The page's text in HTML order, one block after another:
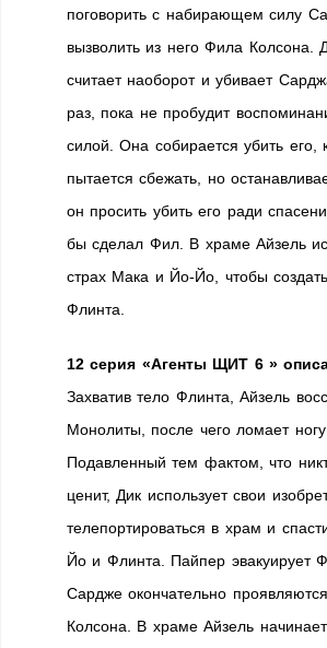
поговорить с набирающем силу
вызволить из него Фила Колсона.
считает наоборот и убивает
раз, пока не пробудит
силой. Она собирается убить его,
пытается сбежать, но
он просить убить его ради
бы сделал Фил. В храме Айзель
страх Мака и Йо-Йо, чтобы
Флинта.
12 серия «Агенты ЩИТ 6 »
Захватив тело Флинта, Айзель
Монолиты, после чего ломает
Подавленный тем фактом, что
ценит, Дик использует свои
телепортироваться в храм и
Йо и Флинта. Пайпер эвакуирует
Сардже окончательно
Колсона. В храме Айзель